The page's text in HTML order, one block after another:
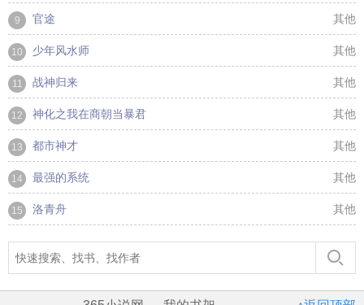
9 官途 其他
10 少年风水师 其他
11 战神归来 其他
12 神化之我在商朝当暴君 其他
13 都市神才 其他
14 最强的系统 其他
15 洛青舟 其他